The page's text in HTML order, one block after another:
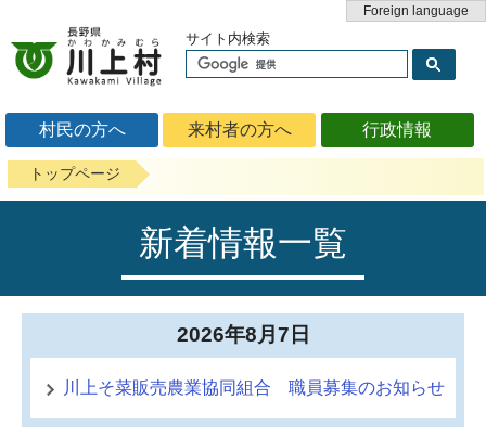
Foreign language
村民の方へ 来村者の方へ 行政情報
サイト内検索
トップページ
新着情報一覧
2026年8月7日
川上そ菜販売農業協同組合 職員募集のお知らせ